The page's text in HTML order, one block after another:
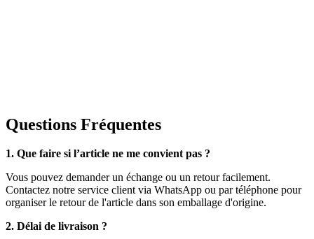
Questions Fréquentes
1. Que faire si l’article ne me convient pas ?
Vous pouvez demander un échange ou un retour facilement.
Contactez notre service client via WhatsApp ou par téléphone pour
organiser le retour de l'article dans son emballage d'origine.
2. Délai de livraison ?